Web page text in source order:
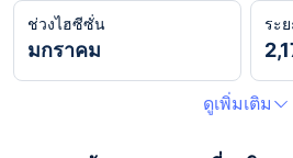
ช่วงไฮซีซั่น
มกราคม
ระ
ดูเพิ่มเติม